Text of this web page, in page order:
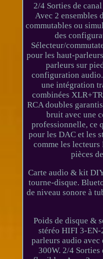
2/4 Sorties de
Avec 2 ensembles
commutables ou
des
Sélecteur/
pour les haut-
parleurs sur
configuration
une intégration
combinées
RCA doubles
bruit avec une
professionnelle, ce
pour les DAC et les
comme les
pièces
Carte audio & kit
tourne-disque.
de niveau sonore à
Poids de disque &
stéréo HIFI 3-EN-
parleurs audio
300W. 2/4 Sorties